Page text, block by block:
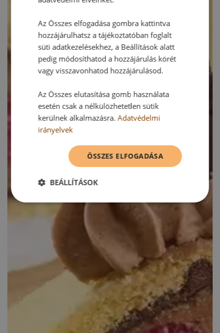
Az Összes elfogadása gombra kattintva
hozzájárulhatsz a tájékoztatóban foglalt
süti adatkezelésekhez, a Beállítások alatt
pedig módosíthatod a hozzájárulás körét
vagy visszavonhatod hozzájárulásod.
Az Összes elutasítása gomb használata
esetén csak a nélkülözhetetlen sütik
kerülnek alkalmazásra.Adatvédelmi
irányelvek
ÖSSZES ELFOGADÁSA
BEÁLLÍTÁSOK